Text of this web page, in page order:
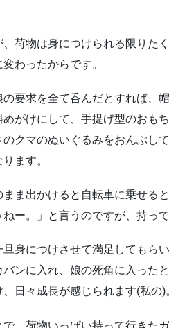
、荷物は身につけられる限りた
わったからです。
の要求を全て呑んだとすれば、
めがけにして、手提げ型のおも
のクマのぬいぐるみをおんぶし
ます。
まま出かけると自転車に乗せる
ねー。」と言うのですが、持っ
旦身につけさせて満足してもら
バンに入れ、娘の死角に入った
日々成長が感じられます(私の)
で、荷物いっぱい持って行きた